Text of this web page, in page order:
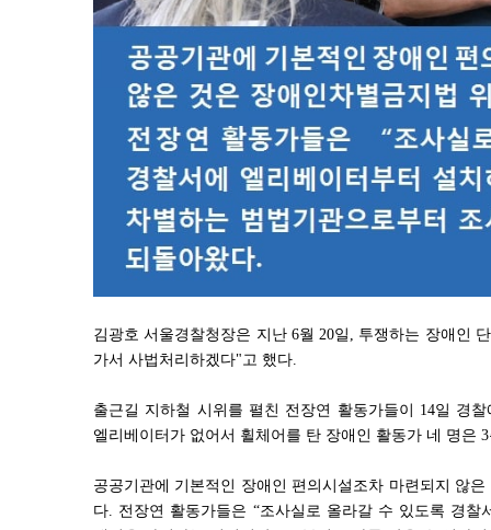
김광호 서울경찰청장은 지난 6월 20일, 투쟁하는 장애인
가서 사법처리하겠다"고 했다.
출근길 지하철 시위를 펼친 전장연 활동가들이 14일 경
엘리베이터가 없어서 휠체어를 탄 장애인 활동가 네 명은
공공기관에 기본적인 장애인 편의시설조차 마련되지 않
다. 전장연 활동가들은 “조사실로 올라갈 수 있도록 경찰